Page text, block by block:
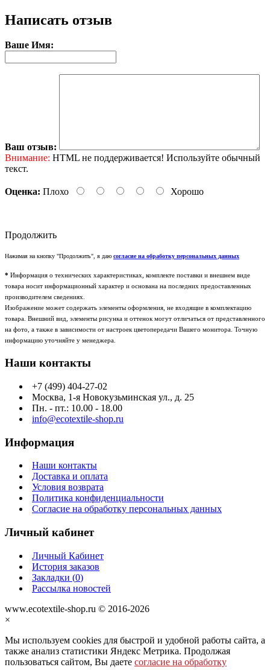
Написать отзыв
Ваше Имя:
Ваш отзыв:
Внимание: HTML не поддерживается! Используйте обычный
текст.
Оценка: Плохо Хорошо
Продолжить
Нажимая на кнопку "Продолжить", я даю согласие на обработку персональных данных
* Информация о технических характеристиках, комплекте поставки и внешнем виде
товара носит информационный характер и основана на последних предоставленных
производителем сведениях.
Изображение может содержать элементы оформления, не входящие в комплектацию
товара. Внешний вид, элементы рисунка и оттенок могут отличаться от представленного
на фото, а также в зависимости от настроек цветопередачи Вашего монитора. Точную
информацию уточняйте у менеджера.
Наши контакты
+7 (499) 404-27-02
Москва, 1-я Новокузьминская ул., д. 25
Пн. - пт.: 10.00 - 18.00
info@ecotextile-shop.ru
Информация
Наши контакты
Доставка и оплата
Условия возврата
Политика конфиденциальности
Согласие на обработку персональных данных
Личный кабинет
Личный Кабинет
История заказов
Закладки (0)
Рассылка новостей
www.ecotextile-shop.ru © 2016-2026
×
Мы используем cookies для быстрой и удобной работы сайта, а
также анализ статистики Яндекс Метрика. Продолжая
пользоваться сайтом, Вы даете согласие на обработку